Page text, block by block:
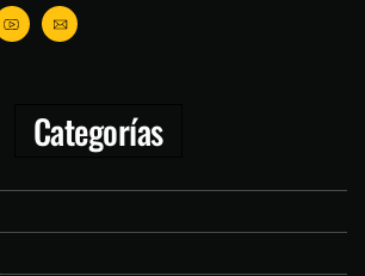
Categorías